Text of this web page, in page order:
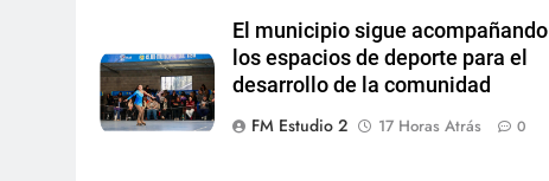
El municipio sigue acompañando
los espacios de deporte para el
desarrollo de la comunidad
FM Estudio 2
17 Horas Atrás 0